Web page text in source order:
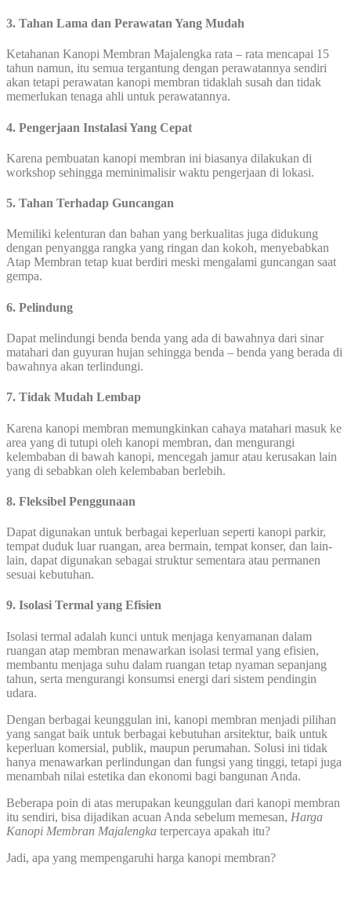
3. Tahan Lama dan Perawatan Yang Mudah
Ketahanan Kanopi Membran Majalengka rata – rata mencapai 15
tahun namun, itu semua tergantung dengan perawatannya sendiri
akan tetapi perawatan kanopi membran tidaklah susah dan tidak
memerlukan tenaga ahli untuk perawatannya.
4. Pengerjaan Instalasi Yang Cepat
Karena pembuatan kanopi membran ini biasanya dilakukan di
workshop sehingga meminimalisir waktu pengerjaan di lokasi.
5. Tahan Terhadap Guncangan
Memiliki kelenturan dan bahan yang berkualitas juga didukung
dengan penyangga rangka yang ringan dan kokoh, menyebabkan
Atap Membran tetap kuat berdiri meski mengalami guncangan saat
gempa.
6. Pelindung
Dapat melindungi benda benda yang ada di bawahnya dari sinar
matahari dan guyuran hujan sehingga benda – benda yang berada di
bawahnya akan terlindungi.
7. Tidak Mudah Lembap
Karena kanopi membran memungkinkan cahaya matahari masuk ke
area yang di tutupi oleh kanopi membran, dan mengurangi
kelembaban di bawah kanopi, mencegah jamur atau kerusakan lain
yang di sebabkan oleh kelembaban berlebih.
8. Fleksibel Penggunaan
Dapat digunakan untuk berbagai keperluan seperti kanopi parkir,
tempat duduk luar ruangan, area bermain, tempat konser, dan lain-
lain, dapat digunakan sebagai struktur sementara atau permanen
sesuai kebutuhan.
9. Isolasi Termal yang Efisien
Isolasi termal adalah kunci untuk menjaga kenyamanan dalam
ruangan atap membran menawarkan isolasi termal yang efisien,
membantu menjaga suhu dalam ruangan tetap nyaman sepanjang
tahun, serta mengurangi konsumsi energi dari sistem pendingin
udara.
Dengan berbagai keunggulan ini, kanopi membran menjadi pilihan
yang sangat baik untuk berbagai kebutuhan arsitektur, baik untuk
keperluan komersial, publik, maupun perumahan. Solusi ini tidak
hanya menawarkan perlindungan dan fungsi yang tinggi, tetapi juga
menambah nilai estetika dan ekonomi bagi bangunan Anda.
Beberapa poin di atas merupakan keunggulan dari kanopi membran
itu sendiri, bisa dijadikan acuan Anda sebelum memesan, Harga
Kanopi Membran Majalengka terpercaya apakah itu?
Jadi, apa yang mempengaruhi harga kanopi membran?